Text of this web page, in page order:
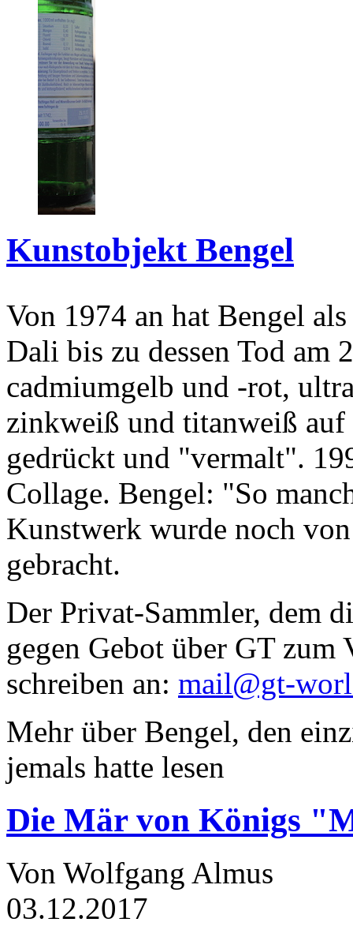
Kunstobjekt Bengel
Von 1974 an hat Bengel
Dali bis zu dessen Tod am
cadmiumgelb und -rot,
zinkweiß und titanweiß
gedrückt und "vermalt".
Collage. Bengel: "So
Kunstwerk wurde noch
gebracht.
Der Privat-Sammler, dem
gegen Gebot über GT zum
schreiben an: mail@gt-
Mehr über Bengel, den
jemals hatte lesen
Die Mär von Königs
Von Wolfgang Almus
03.12.2017